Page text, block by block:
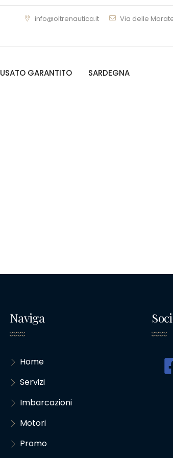
info@oltrenautica.it Via delle
USATO GARANTITO SARDEGNA
Naviga
Home
Servizi
Imbarcazioni
Motori
Promo